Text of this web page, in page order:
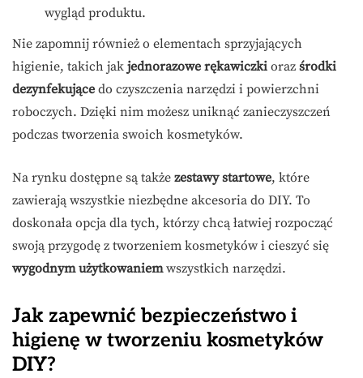
wygląd produktu.
Nie zapomnij również o elementach sprzyjających
higienie, takich jak jednorazowe rękawiczki oraz środki
dezynfekujące do czyszczenia narzędzi i powierzchni
roboczych. Dzięki nim możesz uniknąć zanieczyszczeń
podczas tworzenia swoich kosmetyków.
Na rynku dostępne są także zestawy startowe, które
zawierają wszystkie niezbędne akcesoria do DIY. To
doskonała opcja dla tych, którzy chcą łatwiej rozpocząć
swoją przygodę z tworzeniem kosmetyków i cieszyć się
wygodnym użytkowaniemwszystkich narzędzi.
Jak zapewnić bezpieczeństwo i
higienę w tworzeniu kosmetyków
DIY?